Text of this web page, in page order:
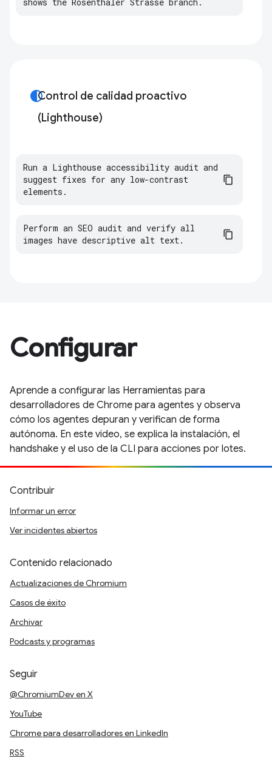
contrastControl de calidad proactivo
(Lighthouse)
Run a Lighthouse accessibility audit and
suggest fixes for any low-contrast
elements.
Perform an SEO audit and verify all
images have descriptive alt text.
Configurar
Aprende a configurar las Herramientas para
desarrolladores de Chrome para agentes y observa
cómo los agentes depuran y verifican de forma
autónoma. En este video, se explica la instalación, el
handshake y el uso de la CLI para acciones por lotes.
Contribuir
Informar un error
Ver incidentes abiertos
Contenido relacionado
Actualizaciones de Chromium
Casos de éxito
Archivar
Podcasts y programas
Seguir
@ChromiumDev en X
YouTube
Chrome para desarrolladores en LinkedIn
RSS